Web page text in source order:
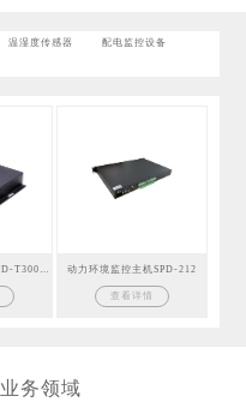
温湿度传感器 配电监控设备
动力环境监控主机SPD-212
查看详情
业务领域